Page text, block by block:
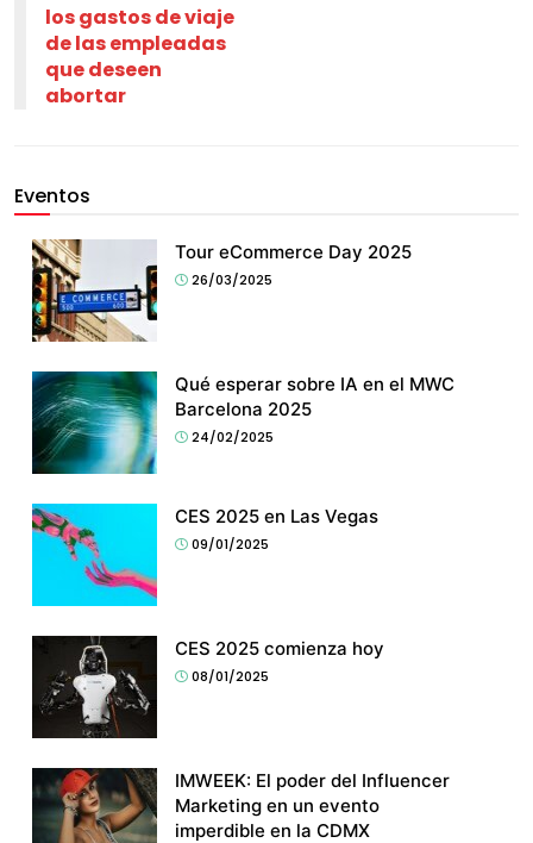
los gastos de viaje
de las empleadas
que deseen
abortar
Eventos
Tour eCommerce Day 2025
26/03/2025
Qué esperar sobre IA en el MWC
Barcelona 2025
24/02/2025
CES 2025 en Las Vegas
09/01/2025
CES 2025 comienza hoy
08/01/2025
IMWEEK: El poder del Influencer
Marketing en un evento
imperdible en la CDMX